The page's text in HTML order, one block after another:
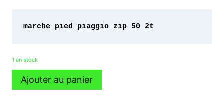
marche pied piaggio zip 50 2t
1 en stock
quantité
Ajouter au panier